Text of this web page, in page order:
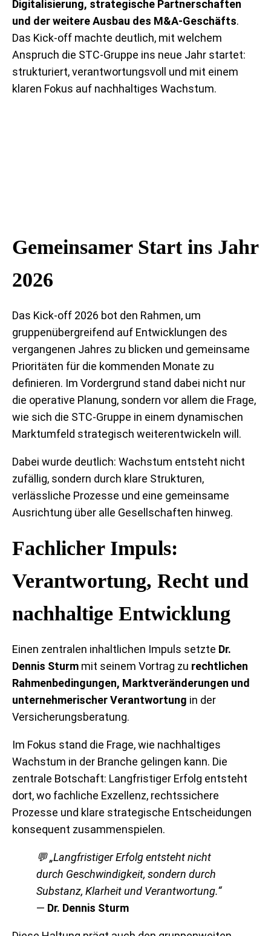
Digitalisierung, strategische Partnerschaften
und der weitere Ausbau des M&A-Geschäfts.
Das Kick-off machte deutlich, mit welchem
Anspruch die STC-Gruppe ins neue Jahr startet:
strukturiert, verantwortungsvoll und mit einem
klaren Fokus auf nachhaltiges Wachstum.
Gemeinsamer Start ins Jahr
2026
Das Kick-off 2026 bot den Rahmen, um
gruppenübergreifend auf Entwicklungen des
vergangenen Jahres zu blicken und gemeinsame
Prioritäten für die kommenden Monate zu
definieren. Im Vordergrund stand dabei nicht nur
die operative Planung, sondern vor allem die Frage,
wie sich die STC-Gruppe in einem dynamischen
Marktumfeld strategisch weiterentwickeln will.
Dabei wurde deutlich: Wachstum entsteht nicht
zufällig, sondern durch klare Strukturen,
verlässliche Prozesse und eine gemeinsame
Ausrichtung über alle Gesellschaften hinweg.
Fachlicher Impuls:
Verantwortung, Recht und
nachhaltige Entwicklung
Einen zentralen inhaltlichen Impuls setzte Dr.
Dennis Sturm mit seinem Vortrag zu rechtlichen
Rahmenbedingungen, Marktveränderungen und
unternehmerischer Verantwortung in der
Versicherungsberatung.
Im Fokus stand die Frage, wie nachhaltiges
Wachstum in der Branche gelingen kann. Die
zentrale Botschaft: Langfristiger Erfolg entsteht
dort, wo fachliche Exzellenz, rechtssichere
Prozesse und klare strategische Entscheidungen
konsequent zusammenspielen.
💬„Langfristiger Erfolg entsteht nicht
durch Geschwindigkeit, sondern durch
Substanz, Klarheit und Verantwortung.“
— Dr. Dennis Sturm